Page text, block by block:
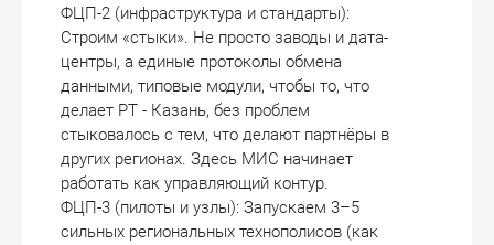
ФЦП-2 (инфраструктура и стандарты):
Строим «стыки». Не просто заводы и дата-
центры, а единые протоколы обмена
данными, типовые модули, чтобы то, что
делает РТ - Казань, без проблем
стыковалось с тем, что делают партнёры в
других регионах. Здесь МИС начинает
работать как управляющий контур.
ФЦП-3 (пилоты и узлы): Запускаем 3–5
сильных региональных технополисов (как